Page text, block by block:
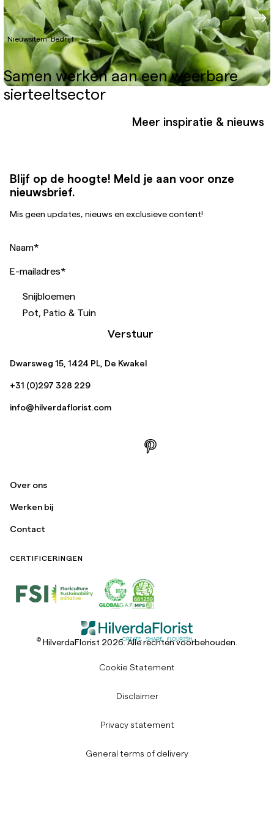
Samen werken aan een weerbare
sierteeltsector
Nieuwsitem Bedrijf
Meer inspiratie & nieuws
Blijf op de hoogte! Meld je aan voor onze
nieuwsbrief.
Mis geen updates, nieuws en exclusieve content!
Naam*
E-mailadres*
Snijbloemen
Pot, Patio & Tuin
Verstuur
Dwarsweg 15, 1424 PL, De Kwakel
+31 (0)297 328 229
info@hilverdaflorist.com
Over ons
Werken bij
Contact
CERTIFICERINGEN
© HilverdaFlorist 2026. Alle rechten voorbehouden.
Cookie Statement
Disclaimer
Privacy statement
General terms of delivery